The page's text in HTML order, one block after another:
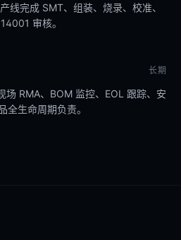
线完成 SMT、组装、烧录、校准、
审核。
长期
场 RMA、BOM 监控、EOL 跟踪、安
全生命周期负责。